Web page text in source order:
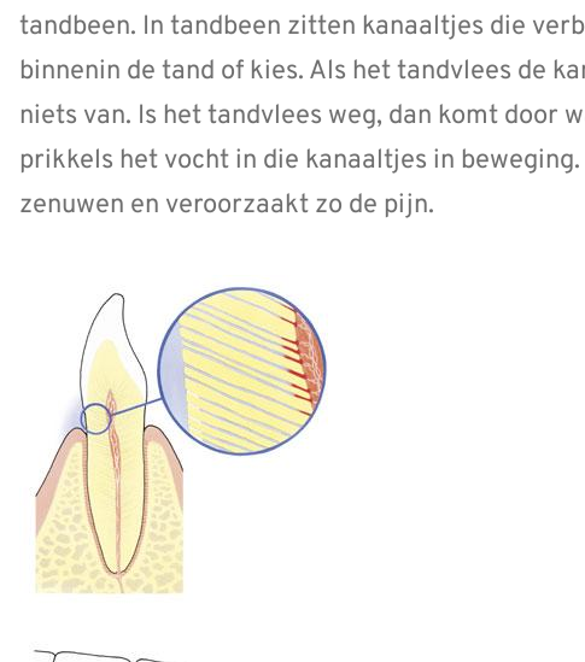
tandbeen. In tandbeen zitten kanaaltjes die
binnenin de tand of kies. Als het tandvlees de
niets van. Is het tandvlees weg, dan komt door
prikkels het vocht in die kanaaltjes in
zenuwen en veroorzaakt zo de pijn.